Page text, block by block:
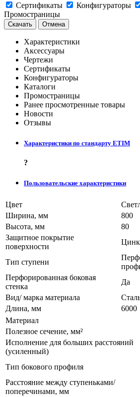
Сертификаты
Конфигураторы
Промостраницы
Скачать Отмена
Характеристики
Аксессуары
Чертежи
Сертификаты
Конфигураторы
Каталоги
Промостраницы
Ранее просмотренные товары
Новости
Отзывы
Характеристики по стандарту ETIM
?
Пользовательские характеристики
Цвет
Ширина, мм
800
Высота, мм
80
Защитное покрытие
поверхности
Тип ступени
Перфорированная боковая
стенка
Да
Вид/ марка материала
Длина, мм
6000
Материал
Полезное сечение, мм²
Исполнение для больших расстояний
(усиленный)
Тип бокового профиля
Расстояние между ступеньками/
поперечинами, мм